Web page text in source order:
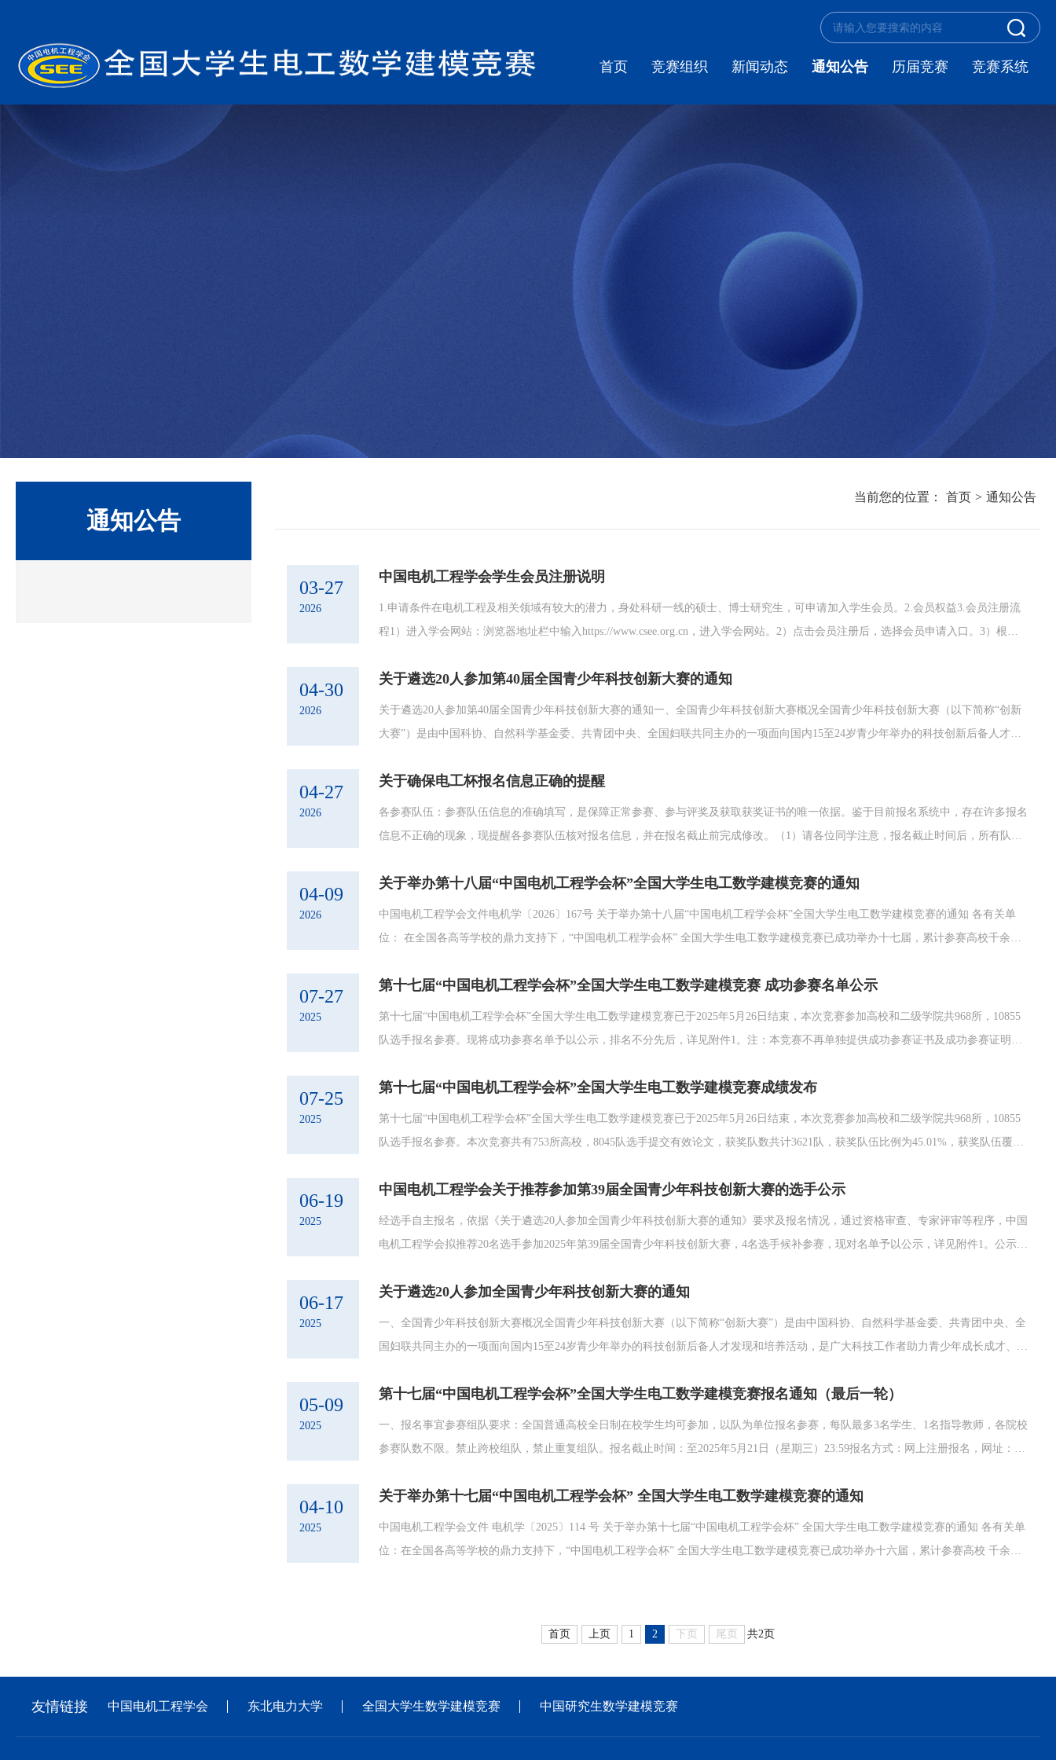
首页 竞赛组织 新闻动态 通知公告 历届竞赛 竞赛系统
通知公告
当前您的位置： 首页 > 通知公告
03-27
2026
中国电机工程学会学生会员注册说明
1.申请条件在电机工程及相关领域有较大的潜力，身处科研一线的硕士、博士研究生，可申请加入学生会员。2.会员权益3.会员注册流
程1）进入学会网站：浏览器地址栏中输入https://www.csee.org.cn，进入学会网站。2）点击会员注册后，选择会员申请入口。3）根据
要上传能够证明真实教育经历的证明材料，如学生证信息页照片！...
04-30
2026
关于遴选20人参加第40届全国青少年科技创新大赛的通知
关于遴选20人参加第40届全国青少年科技创新大赛的通知一、全国青少年科技创新大赛概况全国青少年科技创新大赛（以下简称“创新
大赛”）是由中国科协、自然科学基金委、共青团中央、全国妇联共同主办的一项面向国内15至24岁青少年举办的科技创新后备人才发
强国和实现高水平科技自立自强战略目标，以赛事为平台，...
04-27
2026
关于确保电工杯报名信息正确的提醒
各参赛队伍：参赛队伍信息的准确填写，是保障正常参赛、参与评奖及获取获奖证书的唯一依据。鉴于目前报名系统中，存在许多报名
信息不正确的现象，现提醒各参赛队伍核对报名信息，并在报名截止前完成修改。（1）请各位同学注意，报名截止时间后，所有队伍
会将通过报名邮箱发放获奖证书（电子版），为保证邮件正确投递请将78620117@...
04-09
2026
关于举办第十八届“中国电机工程学会杯”全国大学生电工数学建模竞赛的通知
中国电机工程学会文件电机学〔2026〕167号 关于举办第十八届“中国电机工程学会杯”全国大学生电工数学建模竞赛的通知 各有关单
位： 在全国各高等学校的鼎力支持下，“中国电机工程学会杯” 全国大学生电工数学建模竞赛已成功举办十七届，累计参赛高校千余
程学会决定启动第十八届“中国电机工程学会杯”全国大学生电工数学建模竞赛组织工作，...
07-27
2025
第十七届“中国电机工程学会杯”全国大学生电工数学建模竞赛 成功参赛名单公示
第十七届“中国电机工程学会杯”全国大学生电工数学建模竞赛已于2025年5月26日结束，本次竞赛参加高校和二级学院共968所，10855
队选手报名参赛。现将成功参赛名单予以公示，排名不分先后，详见附件1。注：本竞赛不再单独提供成功参赛证书及成功参赛证明，
修改依据（例如：与赛氪系统中所填学号相一致的学生卡或学生证截图）...
07-25
2025
第十七届“中国电机工程学会杯”全国大学生电工数学建模竞赛成绩发布
第十七届“中国电机工程学会杯”全国大学生电工数学建模竞赛已于2025年5月26日结束，本次竞赛参加高校和二级学院共968所，10855
队选手报名参赛。本次竞赛共有753所高校，8045队选手提交有效论文，获奖队数共计3621队，获奖队伍比例为45.01%，获奖队伍覆盖
获奖队数共计1414队，获奖队伍比例为44.92%，获奖队伍覆盖273所高校，...
06-19
2025
中国电机工程学会关于推荐参加第39届全国青少年科技创新大赛的选手公示
经选手自主报名，依据《关于遴选20人参加全国青少年科技创新大赛的通知》要求及报名情况，通过资格审查、专家评审等程序，中国
电机工程学会拟推荐20名选手参加2025年第39届全国青少年科技创新大赛，4名选手候补参赛，现对名单予以公示，详见附件1。公示期
名、联系方式及实证材料，匿名或逾期不予受理。3....
06-17
2025
关于遴选20人参加全国青少年科技创新大赛的通知
一、全国青少年科技创新大赛概况全国青少年科技创新大赛（以下简称“创新大赛”）是由中国科协、自然科学基金委、共青团中央、全
国妇联共同主办的一项面向国内15至24岁青少年举办的科技创新后备人才发现和培养活动，是广大科技工作者助力青少年成长成才、托
体，培养科学思维、创新意识、科研能力、团队合作和批判精神；...
05-09
2025
第十七届“中国电机工程学会杯”全国大学生电工数学建模竞赛报名通知（最后一轮）
一、报名事宜参赛组队要求：全国普通高校全日制在校学生均可参加，以队为单位报名参赛，每队最多3名学生、1名指导教师，各院校
参赛队数不限。禁止跨校组队，禁止重复组队。报名截止时间：至2025年5月21日（星期三）23:59报名方式：网上注册报名，网址：
编号为准。二、赛题发布竞赛设A、B两题，赛题在竞赛专门网站、...
04-10
2025
关于举办第十七届“中国电机工程学会杯” 全国大学生电工数学建模竞赛的通知
中国电机工程学会文件 电机学〔2025〕114 号 关于举办第十七届“中国电机工程学会杯” 全国大学生电工数学建模竞赛的通知 各有关单
位：在全国各高等学校的鼎力支持下，“中国电机工程学会杯” 全国大学生电工数学建模竞赛已成功举办十六届，累计参赛高校 千余
首页 上页 1 2 下页 尾页 共2页
友情链接 中国电机工程学会 东北电力大学 全国大学生数学建模竞赛 中国研究生数学建模竞赛